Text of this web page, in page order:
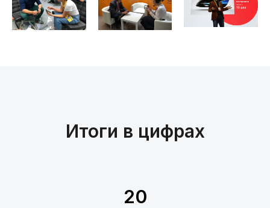
Итоги в цифрах
20
ЕСТЬ ВОПРОСЫ?